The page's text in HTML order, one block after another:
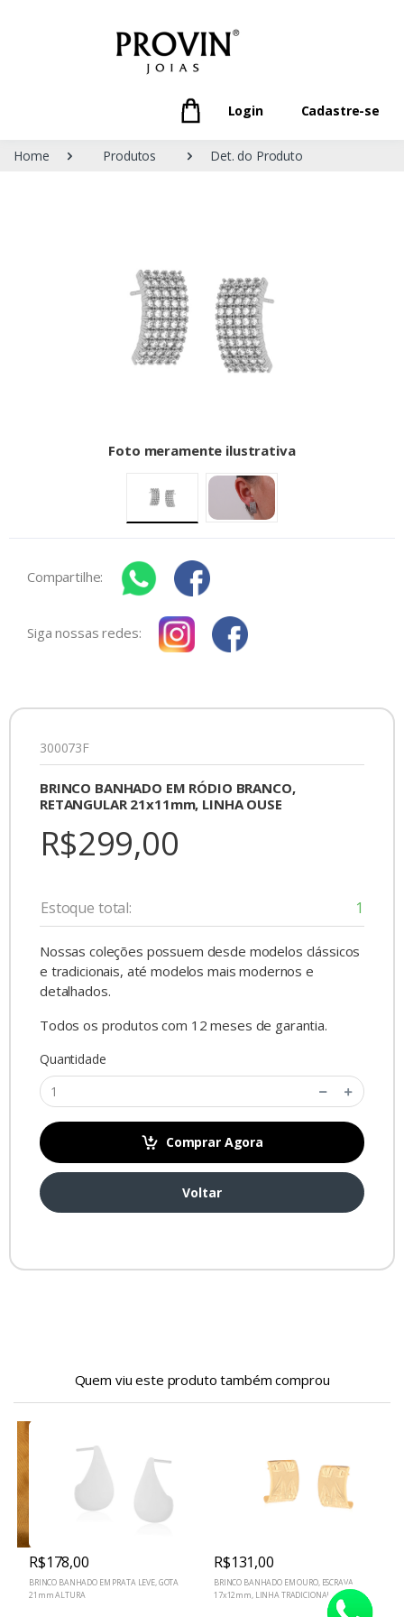
Login Cadastre-se
Home Produtos Det. do Produto
Foto meramente ilustrativa
Compartilhe:
Siga nossas redes:
300073F
BRINCO BANHADO EM RÓDIO BRANCO,
RETANGULAR 21x11mm, LINHA OUSE
R$299,00
Estoque total: 1
Nossas coleções possuem desde modelos clássicos
e tradicionais, até modelos mais modernos e
detalhados.
Todos os produtos com 12 meses de garantia.
Quantidade
Comprar Agora
Voltar
Quem viu este produto também comprou
R$178,00
BRINCO BANHADO EM PRATA LEVE, GOTA
21mm ALTURA
R$131,00
BRINCO BANHADO EM OURO, ESCRAVA
17x12mm, LINHA TRADICIONAL